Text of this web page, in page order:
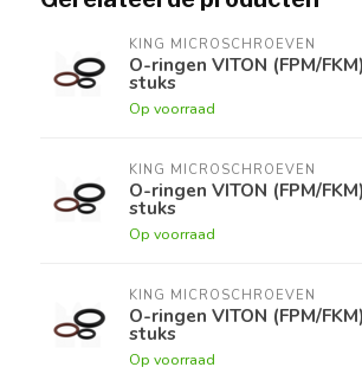
KING MICROSCHROEVEN
O-ringen VITON (FPM/
stuks
Op voorraad
KING MICROSCHROEVEN
O-ringen VITON (FPM/
stuks
Op voorraad
KING MICROSCHROEVEN
O-ringen VITON (FPM/
stuks
Op voorraad